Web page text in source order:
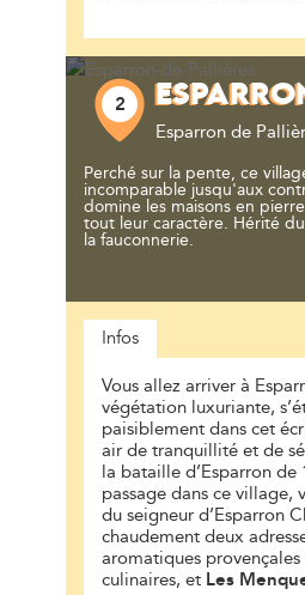
2
Esparron de
Perché sur la pente, ce
incomparable jusqu'aux
domine les maisons en
tout leur caractère. Hérité
la fauconnerie.
Infos
Vous allez arriver à
végétation luxuriante,
paisiblement dans cet
air de tranquillité et de
la bataille d’Esparron
passage dans ce village,
du seigneur d’Esparron
chaudement deux
aromatiques
culinaires, et Les